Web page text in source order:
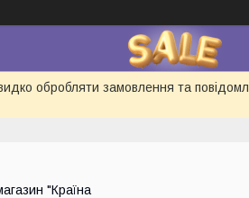
обробляти замовлення та
"Країна